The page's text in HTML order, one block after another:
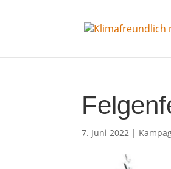
7. Juni 2022 |